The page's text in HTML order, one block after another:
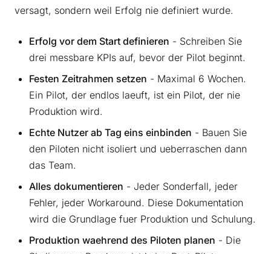
versagt, sondern weil Erfolg nie definiert wurde.
Erfolg vor dem Start definieren - Schreiben Sie
drei messbare KPIs auf, bevor der Pilot beginnt.
Festen Zeitrahmen setzen - Maximal 6 Wochen.
Ein Pilot, der endlos laeuft, ist ein Pilot, der nie
Produktion wird.
Echte Nutzer ab Tag eins einbinden - Bauen Sie
den Piloten nicht isoliert und ueberraschen dann
das Team.
Alles dokumentieren - Jeder Sonderfall, jeder
Fehler, jeder Workaround. Diese Dokumentation
wird die Grundlage fuer Produktion und Schulung.
Produktion waehrend des Piloten planen - Die